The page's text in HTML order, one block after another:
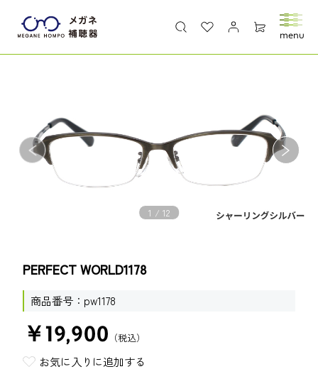
1 / 12
PERFECT WORLD1178
商品番号 pw1178
￥19,900 （税込）
お気に入りに追加する